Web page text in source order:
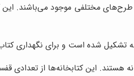
طرح‌های مختلفی موجود می‌باشند.
تشکیل شده است و برای نگهداری
هستند. این کتابخانه‌ها از